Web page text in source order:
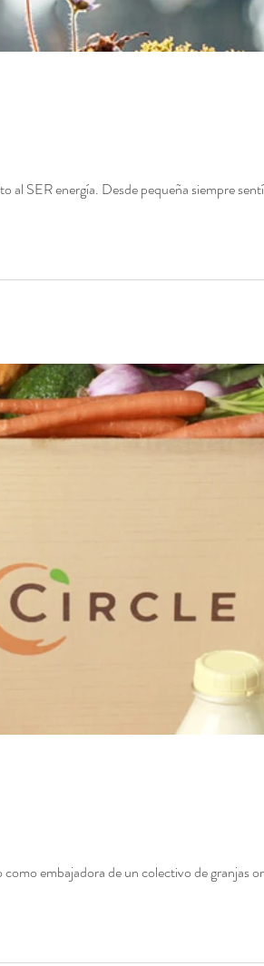
SER energía. Desde pequeña siempre
embajadora de un colectivo de granjas